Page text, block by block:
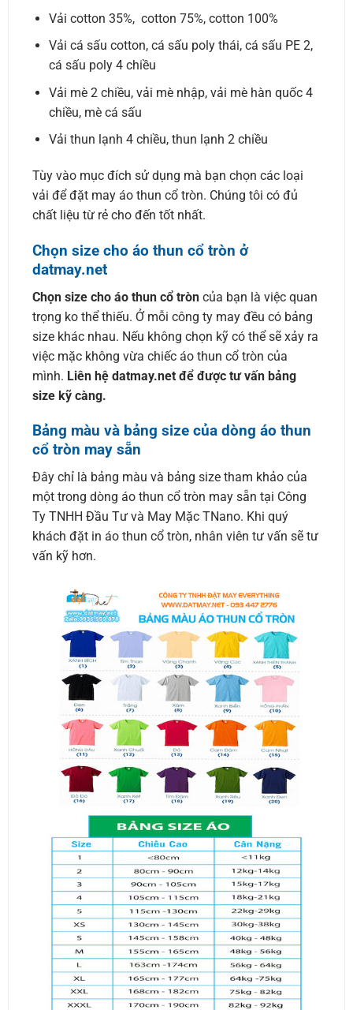
Vải cotton 35%, cotton 75%, cotton 100%
Vải cá sấu cotton, cá sấu poly thái, cá sấu PE 2,
cá sấu poly 4 chiều
Vải mè 2 chiều, vải mè nhập, vải mè hàn quốc 4
chiều, mè cá sấu
Vải thun lạnh 4 chiều, thun lạnh 2 chiều
Tùy vào mục đích sử dụng mà bạn chọn các loại
vải để đặt may áo thun cổ tròn. Chúng tôi có đủ
chất liệu từ rẻ cho đến tốt nhất.
Chọn size cho áo thun cổ tròn ở
datmay.net
Chọn size cho áo thun cổ tròn của bạn là việc quan
trọng ko thể thiếu. Ở mỗi công ty may đều có bảng
size khác nhau. Nếu không chọn kỹ có thể sẽ xảy ra
việc mặc không vừa chiếc áo thun cổ tròn của
mình. Liên hệ datmay.net để được tư vấn bảng
size kỹ càng.
Bảng màu và bảng size của dòng áo thun
cổ tròn may sẵn
Đây chỉ là bảng màu và bảng size tham khảo của
một trong dòng áo thun cổ tròn may sẵn tại Công
Ty TNHH Đầu Tư và May Mặc TNano. Khi quý
khách đặt in áo thun cổ tròn, nhân viên tư vấn sẽ tư
vấn kỹ hơn.